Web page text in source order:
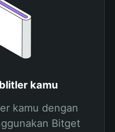
kamu
kamu dengan
Bitget